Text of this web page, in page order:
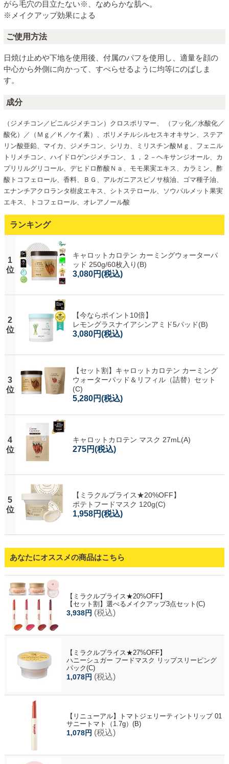
がら毛穴の目立たない※、なめらかな肌へ。
※メイクアップ効果による
ご使用方法
日焼け止めや下地を使用後、付属のパフを使用し、適量を顔の
中心から外側に向かって、すべらせるように均等にのばしま
す。
成分
（ジメチコン／ビニルジメチコン）クロスポリマー、 （フッ化／水酸化／
酸化）／（Ｍｇ／Ｋ／ケイ素）、ポリメチルシルセスキオキサン、ステア
リン酸亜鉛、マイカ、ジメチコン、シリカ、ミリスチン酸Ｍｇ、フェニル
トリメチコン、ハイドロゲンジメチコン、１，２－ヘキサンジオール、カ
プリリルグリコール、デヒドロ酢酸Ｎａ、モモ果実エキス、カラミン、酢
酸トコフェロール、香料、ＢＧ、アルガニアスピノサ核油、ゴマ種子油、
エナンチアクロランタ樹皮エキス、シトステロール、ソウパルメット果実
エキス、トコフェロール、オレアノール酸
ランキング
1
位
キャロットカロテン カーミングウォーターパ
ッド 250g/60枚入り(B)
3,080円(税込)
2
位
【今ならポイント10倍】
レモングラスナイアシンアミド5パッド(B)
3,080円(税込)
3
位
【セット割】キャロットカロテン カーミング
ウォーターパッド＆リフィル（詰替）セット
(C)
5,280円(税込)
4
位
キャロットカロテン マスク 27mL(A)
275円(税込)
5
位
【ミラクルプライス★20%OFF】
ポテトフードマスク 120g(C)
1,958円(税込)
あなたにオススメの商品はこちら
【ミラクルプライス★20%OFF】
【セット割】選べるメイクアップ3点セット(C)
3,938円 (税込)
【ミラクルプライス★27%OFF】
ハニーシュガー フードマスク リップスリーピング
パック(C)
1,078円 (税込)
【リニューアル】トマトジェリーティントリップ 01
サニートマト（1.7g）(B)
1,078円 (税込)